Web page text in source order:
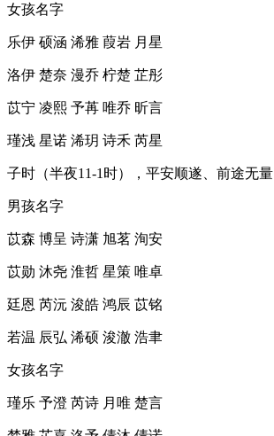
女孩名字
乐伊 硕涵 浠雅 葭岩 月星
洛伊 楚奈 漫乔 柠楚 芷彤
苡宁 凌熙 予苒 唯乔 昕言
瑾浅 星诺 浠玥 诗禾 芮星
子时（半夜11-1时），平安顺遂、前途无量
男孩名字
苡森 博呈 诗潇 旭茗 洵安
苡勋 沐尧 淮哲 星策 唯卓
廷恩 芮沅 浚皓 鸿辰 苡铭
若温 辰弘 浠硕 浚澈 浩聿
女孩名字
瑾乐 予澄 芮诗 月唯 楚言